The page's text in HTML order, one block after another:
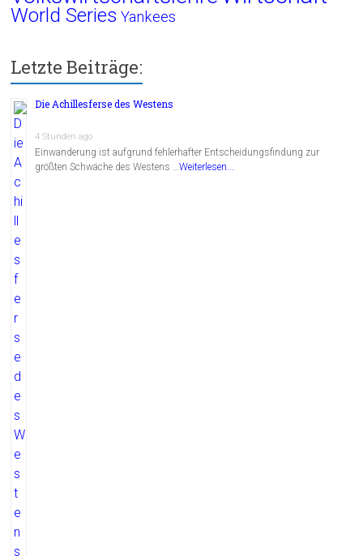
World Series Yankees
Letzte Beiträge:
Die Achillesferse des Westens
4 Stunden ago
Einwanderung ist aufgrund fehlerhafter Entscheidungsfindung zur
größten Schwäche des Westens …Weiterlesen...